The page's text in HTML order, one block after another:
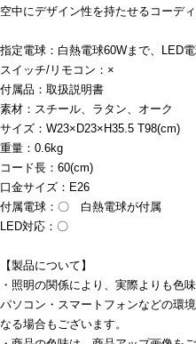
空中にデザイン性を持たせるコーデ
指定電球：白熱電球60Wまで、LED
スイッチ/リモコン：×
付属品：取扱説明書
素材：スチール、ラタン、オーク
サイズ：W23×D23×H35.5 T98(cm)
重量：0.6kg
コード長：60(cm)
口金サイズ：E26
付属電球：〇 白熱電球が付属
LED対応：〇
【製品について】
・照明の関係により、実際よりも色
パソコン・スマートフォンなどの環
なる場合もございます。